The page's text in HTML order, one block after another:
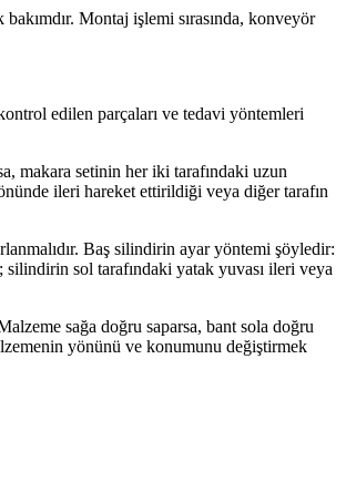
Montaj işlemi sırasında, konveyör
edilen parçaları ve tedavi yöntemleri
makara setinin her iki tarafındaki uzun
ileri hareket ettirildiği veya diğer tarafın
Baş silindirin ayar yöntemi şöyledir:
sol tarafındaki yatak yuvası ileri veya
sağa doğru saparsa, bant sola doğru
yönünü ve konumunu değiştirmek